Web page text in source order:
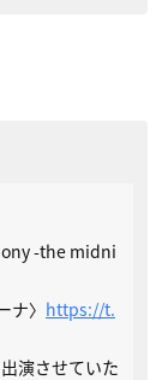
-the midni
〉 https://t.
演させていた